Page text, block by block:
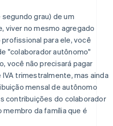
grau) de um
viver no mesmo agregado
para ele, você
"colaborador autônomo"
você não precisará pagar
IVA trimestralmente, mas ainda
mensal de autônomo
contribuições do colaborador
da família que é